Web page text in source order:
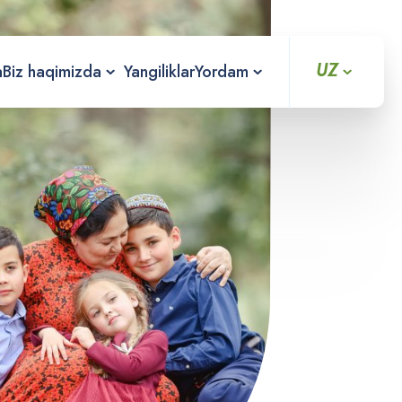
Biz haqimizda YangiliklarYordam UZ